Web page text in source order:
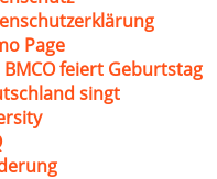
Page
BMCO feiert Geburtstag
singt